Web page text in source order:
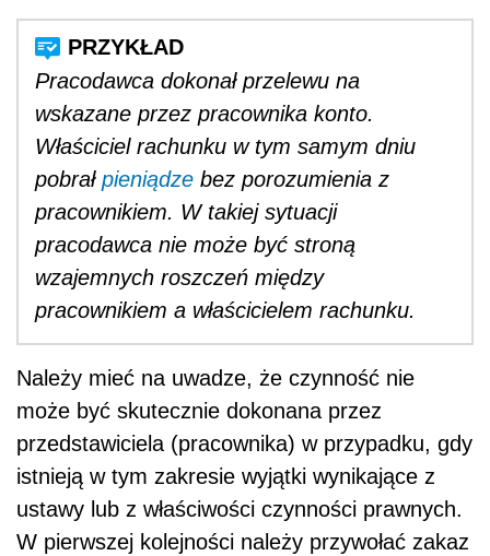
Pracodawca dokonał przelewu na
wskazane przez pracownika konto.
Właściciel rachunku w tym samym dniu
pobrał pieniądze bez porozumienia z
pracownikiem. W takiej sytuacji
pracodawca nie może być stroną
wzajemnych roszczeń między
pracownikiem a właścicielem rachunku.
Należy mieć na uwadze, że czynność nie
może być skutecznie dokonana przez
przedstawiciela (pracownika) w przypadku, gdy
istnieją w tym zakresie wyjątki wynikające z
ustawy lub z właściwości czynności prawnych.
W pierwszej kolejności należy przywołać zakaz